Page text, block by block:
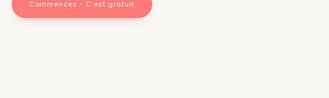
Commencez - C’est gratuit